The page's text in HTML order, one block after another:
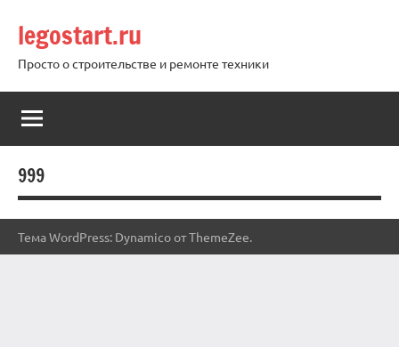
содержимому
legostart.ru
Просто о строительстве и ремонте техники
999
Тема WordPress: Dynamico от ThemeZee.